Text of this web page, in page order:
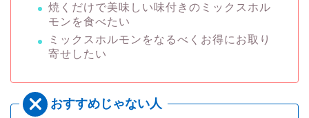
焼くだけで美味しい味付きのミックスホル
モンを食べたい
ミックスホルモンをなるべくお得にお取り
寄せしたい
おすすめ焼肉通販3選